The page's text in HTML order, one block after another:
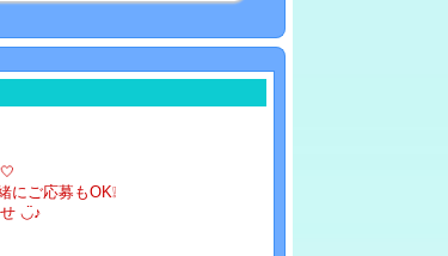
にご応募もOK❕
◡̈♪